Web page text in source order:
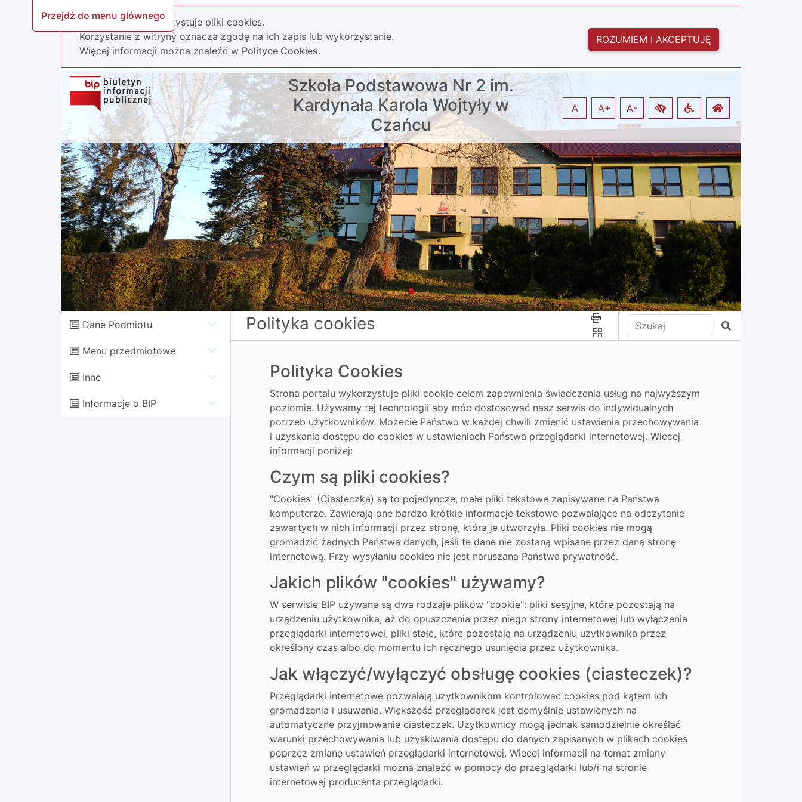
Przejdź do menu głównego
Nasza strona wykorzystuje pliki cookies.
Korzystanie z witryny oznacza zgodę na ich zapis lub wykorzystanie.
Więcej informacji można znaleźć w Polityce Cookies.
ROZUMIEM I AKCEPTUJĘ
Szkoła Podstawowa Nr 2 im.
Kardynała Karola Wojtyły w
Czańcu
A A+ A-
Dane Podmiotu
Menu przedmiotowe
Inne
Informacje o BIP
Polityka cookies Wpisz tekst do wyszukania
Szukaj
Polityka Cookies
Strona portalu wykorzystuje pliki cookie celem zapewnienia świadczenia usług na najwyższym
poziomie. Używamy tej technologii aby móc dostosować nasz serwis do indywidualnych
potrzeb użytkowników. Możecie Państwo w każdej chwili zmienić ustawienia przechowywania
i uzyskania dostępu do cookies w ustawieniach Państwa przeglądarki internetowej. Wiecej
informacji poniżej:
Czym są pliki cookies?
"Cookies" (Ciasteczka) są to pojedyncze, małe pliki tekstowe zapisywane na Państwa
komputerze. Zawierają one bardzo krótkie informacje tekstowe pozwalające na odczytanie
zawartych w nich informacji przez stronę, która je utworzyła. Pliki cookies nie mogą
gromadzić żadnych Państwa danych, jeśli te dane nie zostaną wpisane przez daną stronę
internetową. Przy wysyłaniu cookies nie jest naruszana Państwa prywatność.
Jakich plików "cookies" używamy?
W serwisie BIP używane są dwa rodzaje plików "cookie": pliki sesyjne, które pozostają na
urządzeniu użytkownika, aż do opuszczenia przez niego strony internetowej lub wyłączenia
przeglądarki internetowej, pliki stałe, które pozostają na urządzeniu użytkownika przez
określony czas albo do momentu ich ręcznego usunięcia przez użytkownika.
Jak włączyć/wyłączyć obsługę cookies (ciasteczek)?
Przeglądarki internetowe pozwalają użytkownikom kontrolować cookies pod kątem ich
gromadzenia i usuwania. Większość przeglądarek jest domyślnie ustawionych na
automatyczne przyjmowanie ciasteczek. Użytkownicy mogą jednak samodzielnie określać
warunki przechowywania lub uzyskiwania dostępu do danych zapisanych w plikach cookies
poprzez zmianę ustawień przeglądarki internetowej. Wiecej informacji na temat zmiany
ustawień w przeglądarki można znaleźć w pomocy do przeglądarki lub/i na stronie
internetowej producenta przeglądarki.